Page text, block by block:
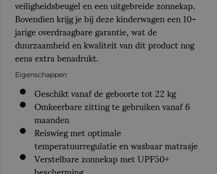
Bovendien krijg je bij deze kinderwagen een 10-
jarige overdraagbare garantie, wat de
duurzaamheid en kwaliteit van dit product nog
eens extra benadrukt.
Eigenschappen
Geschikt vanaf de geboorte tot 22 kg
Omkeerbare zitting te gebruiken vanaf 6
maanden
Reiswieg met optimale
temperatuurregulatie en wasbaar matrasje
Verstelbare zonnekap met UPF50+